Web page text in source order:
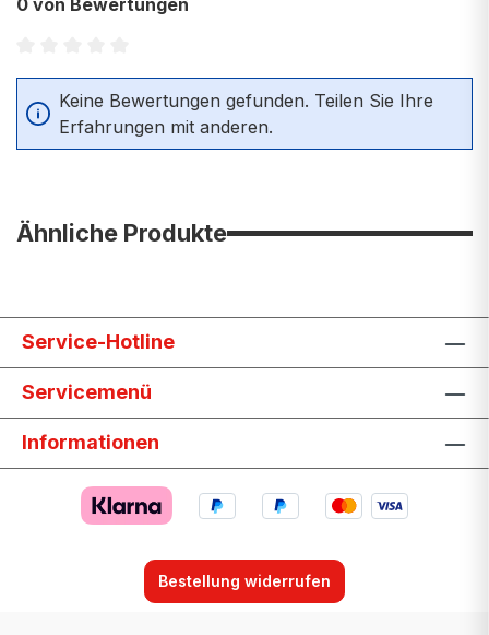
0 von Bewertungen
Durchschnittliche Bewertung von 0 von 5 Sternen
Keine Bewertungen gefunden. Teilen Sie Ihre
Erfahrungen mit anderen.
Ähnliche Produkte
Service-Hotline
Servicemenü
Informationen
Bestellung widerrufen